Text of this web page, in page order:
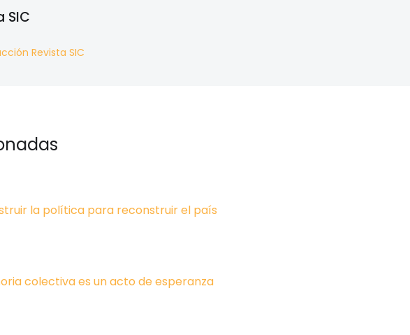
SIC
Revista SIC
la política para reconstruir el país
colectiva es un acto de esperanza